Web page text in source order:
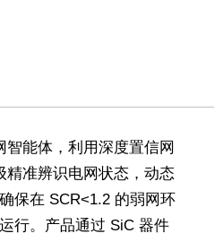
能体，利用深度置信网
精准辨识电网状态，动态
保在 SCR<1.2 的弱网环
行。产品通过 SiC 器件